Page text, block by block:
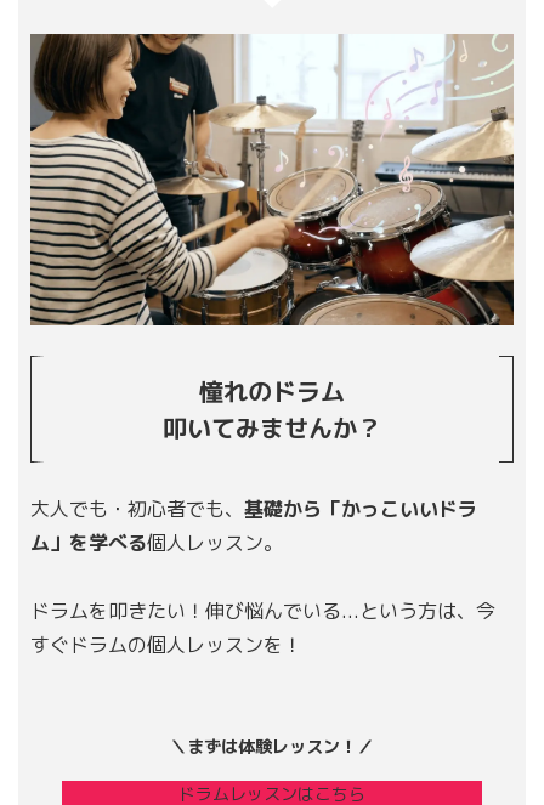
憧れのドラム
叩いてみませんか？
大人でも・初心者でも、 基礎から「かっこいいドラ
ム」を学べる個人レッスン。
ドラムを叩きたい！伸び悩んでいる...という方は、今
すぐドラムの個人レッスンを！
＼まずは体験レッスン！／
ドラムレッスンはこちら